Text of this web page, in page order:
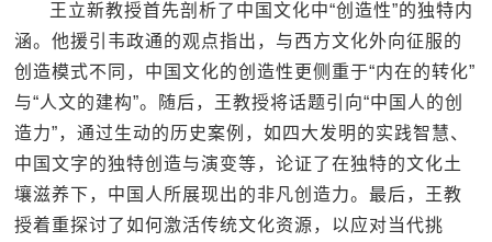
王立新教授首先剖析了中国文化中“创造性”的独特内
涵。他援引韦政通的观点指出，与西方文化外向征服的
创造模式不同，中国文化的创造性更侧重于“内在的转化”
与“人文的建构”。随后，王教授将话题引向“中国人的创
造力”，通过生动的历史案例，如四大发明的实践智慧、
中国文字的独特创造与演变等，论证了在独特的文化土
壤滋养下，中国人所展现出的非凡创造力。最后，王教
授着重探讨了如何激活传统文化资源，以应对当代挑